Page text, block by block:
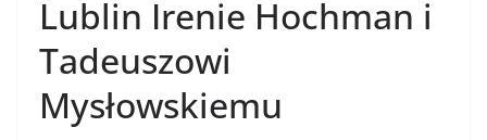
Lublin Irenie Hochman i
Tadeuszowi
Mysłowskiemu